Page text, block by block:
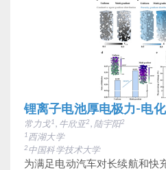
锂离子电池厚电极力-电
常力戈1 , 牛欣亚2, 陆宇阳2
1 西湖大学
2中国科学技术大学
为满足电动汽车对长续航和快